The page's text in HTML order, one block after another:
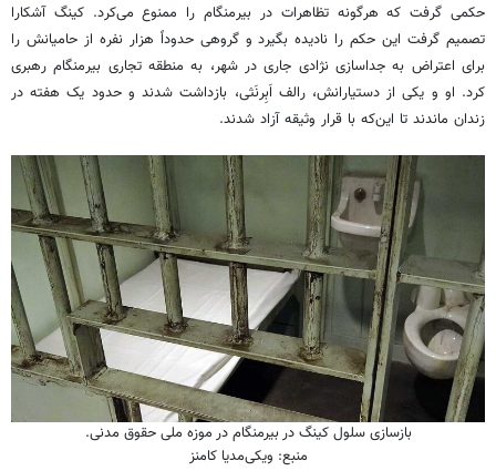
حکمی گرفت که هرگونه تظاهرات در بیرمنگام را ممنوع می‌کرد. کینگ آشکارا
تصمیم گرفت این حکم را نادیده بگیرد و گروهی حدوداً هزار نفره از حامیانش را
برای اعتراض به جداسازی نژادی جاری در شهر، به منطقه تجاری بیرمنگام رهبری
کرد. او و یکی از دستیارانش، رالف اَبِرنَثی، بازداشت شدند و حدود یک هفته در
زندان ماندند تا این‌که با قرار وثیقه آزاد شدند.
بازسازی سلول کینگ در بیرمنگام در موزه ملی حقوق مدنی.
منبع: ویکی‌مدیا کامنز